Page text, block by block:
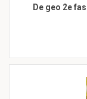
De geo 2e